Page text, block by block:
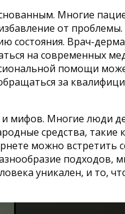
Многие
от
состояния. Врач-
на современных
помощи
за
мифов. Многие люди
средства, такие
можно встретить
подходов,
уникален, и то,